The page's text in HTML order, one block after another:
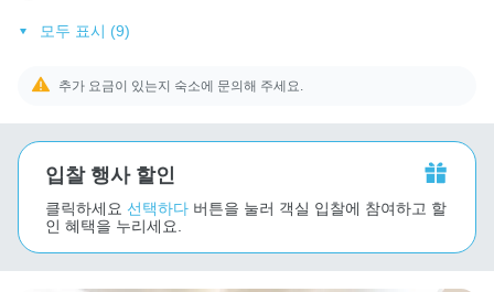
모두 표시 (9)
추가 요금이 있는지 숙소에 문의해 주세요.
입찰 행사 할인
클릭하세요 선택하다 버튼을 눌러 객실 입찰에 참여하고 할
인 혜택을 누리세요.